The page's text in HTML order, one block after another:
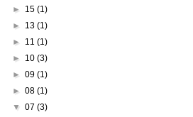
► 15 (1)
► 13 (1)
► 11 (1)
► 10 (3)
► 09 (1)
► 08 (1)
▼ 07 (3)